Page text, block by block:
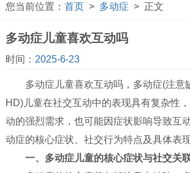
您当前位置： 首页> 多动症 > 正文
多动症儿童喜欢互动吗
时间： 2025-6-23
多动症儿童喜欢互动吗，多动症(注意
HD)儿童在社交互动中的表现具有复杂性
动的强烈需求，也可能因症状影响导致互
动症的核心症状、社交行为特点及具体表
一、多动症儿童的核心症状与社交关